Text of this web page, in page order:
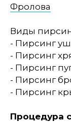
Фролова
Виды
- Пирсинг
- Пирсинг
- Пирсинг
- Пирсинг
- Пирсинг
Процедура